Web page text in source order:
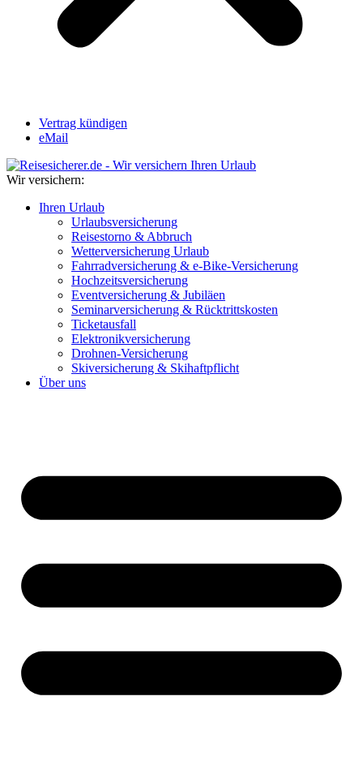
Vertrag kündigen
eMail
Wir versichern:
Ihren Urlaub
Urlaubsversicherung
Reisestorno & Abbruch
Wetterversicherung Urlaub
Fahrradversicherung & e-Bike-Versicherung
Hochzeitsversicherung
Eventversicherung & Jubiläen
Seminarversicherung & Rücktrittskosten
Ticketausfall
Elektronikversicherung
Drohnen-Versicherung
Skiversicherung & Skihaftpflicht
Über uns